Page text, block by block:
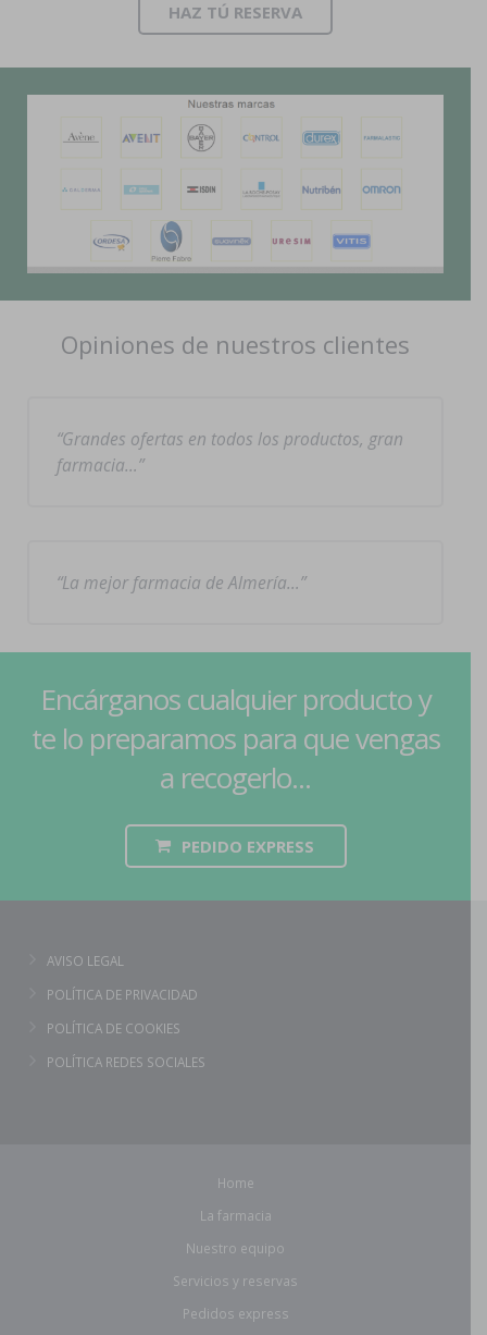
HAZ TÚ RESERVA
Opiniones de nuestros clientes
Grandes ofertas en todos los productos, gran
farmacia…
La mejor farmacia de Almería…
Encárganos cualquier producto y
te lo preparamos para que vengas
a recogerlo...
PEDIDO EXPRESS
AVISO LEGAL
POLÍTICA DE PRIVACIDAD
POLÍTICA DE COOKIES
POLÍTICA REDES SOCIALES
Home
La farmacia
Nuestro equipo
Servicios y reservas
Pedidos express